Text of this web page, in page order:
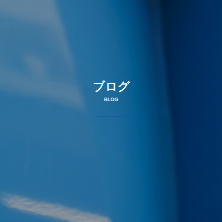
ブログ
BLOG